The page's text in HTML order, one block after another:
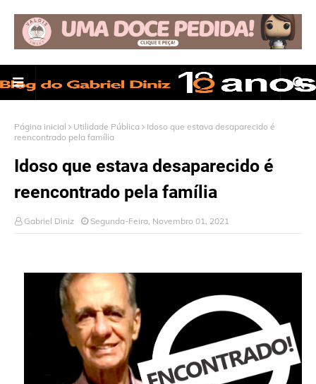
Página inicial Utilidade Pública
Idoso que estava desaparecido é
reencontrado pela família
Idoso que estava desaparecido é
reencontrado pela família
Gabriel Diniz Segunda-Feira, Novembro 01, 2021